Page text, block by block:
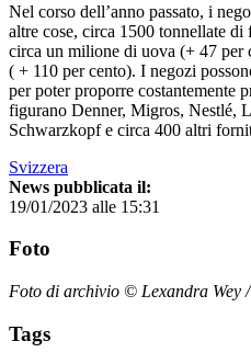
Nel corso dell’anno passato, i
altre cose, circa 1500 tonnellate
circa un milione di uova (+ 47 per
( + 110 per cento). I negozi
per poter proporre costantemente
figurano Denner, Migros, Nestlé,
Schwarzkopf e circa 400 altri
Svizzera
News pubblicata il:
19/01/2023 alle 15:31
Foto
Foto di archivio © Lexandra Wey
Tags